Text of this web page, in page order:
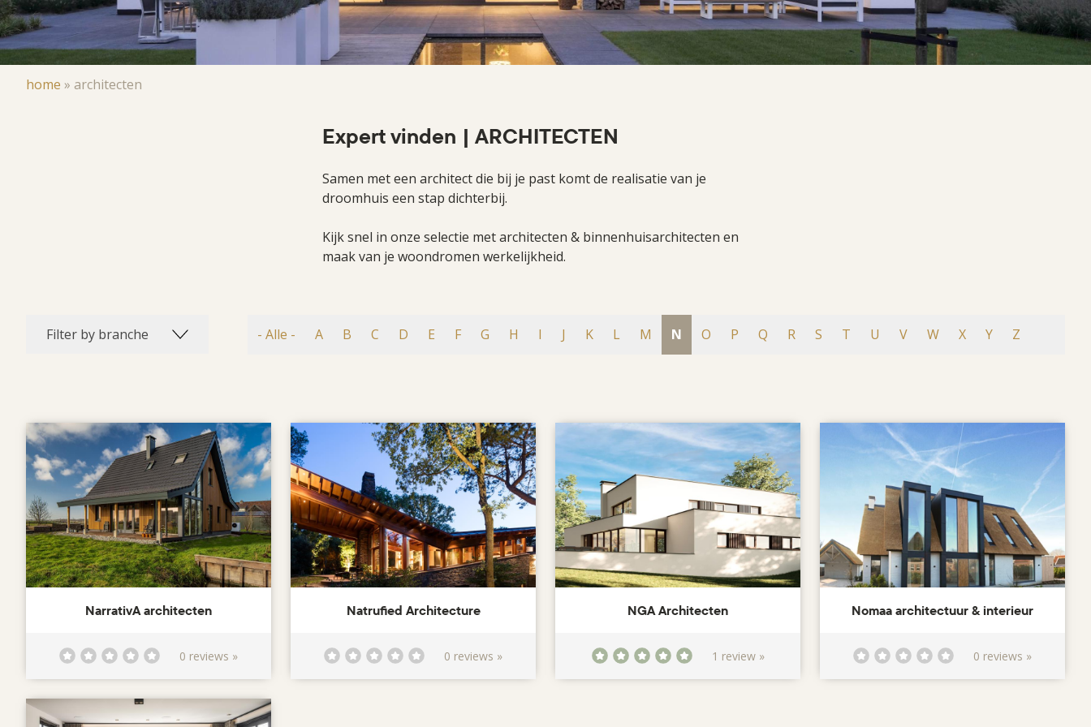
Kruimelpad
home » architecten
Expert vinden | ARCHITECTEN
Samen met een architect die bij je past komt de realisatie van je
droomhuis een stap dichterbij.
Kijk snel in onze selectie met architecten & binnenhuisarchitecten en
maak van je woondromen werkelijkheid.
Filter by branche - Alle - A B C D E F G H I J K L M N O P Q R S T U V W X Y Z
NarrativA architecten
0 reviews »
Natrufied Architecture
0 reviews »
NGA Architecten
1 review »
Nomaa architectuur & interieur
0 reviews »